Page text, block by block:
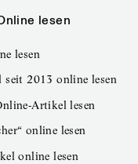
lesen
lesen
2013 online lesen
Artikel lesen
online lesen
online lesen